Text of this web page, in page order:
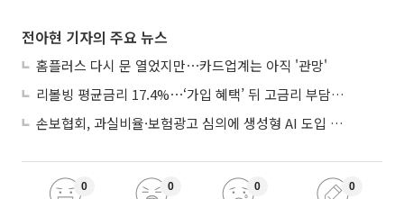
전아현 기자의 주요 뉴스
홈플러스 다시 문 열었지만⋯카드업계는 아직 '관망'
리볼빙 평균금리 17.4%⋯‘가입 혜택’ 뒤 고금리 부담 주의
손보협회, 과실비율·보험광고 심의에 생성형 AI 도입 추진
0 0 0 0